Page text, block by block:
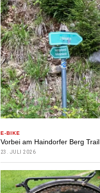
E-BIKE
Vorbei am Haindorfer Berg Trail
23. JULI 2026